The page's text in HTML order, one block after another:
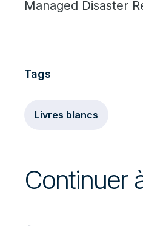
Managed Disaster
Tags
Livres blancs
Continuer